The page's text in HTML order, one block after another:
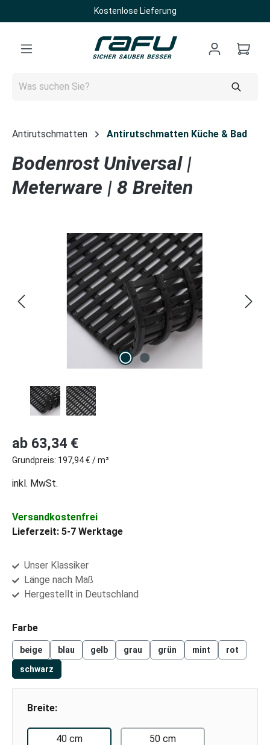
Zum Hauptinhalt springenKostenlose Lieferung
Antirutschmatten Antirutschmatten Küche & Bad
Bodenrost Universal |
Meterware | 8 Breiten
Bildergalerie überspringen
Regulärer Preis:
ab 63,34 €
Grundpreis: 197,94 € / m²
inkl. MwSt.
Versandkostenfrei
Lieferzeit: 5-7 Werktage
Unser Klassiker
Länge nach Maß
Hergestellt in Deutschland
Farbeauswählen
beige blau gelb grau grün mint
rot
schwarz
Breite:
40 cm 50 cm